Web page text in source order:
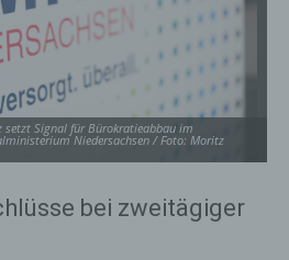
setzt Signal für Bürokratieabbau im
Niedersachsen / Foto: Moritz
bei zweitägiger